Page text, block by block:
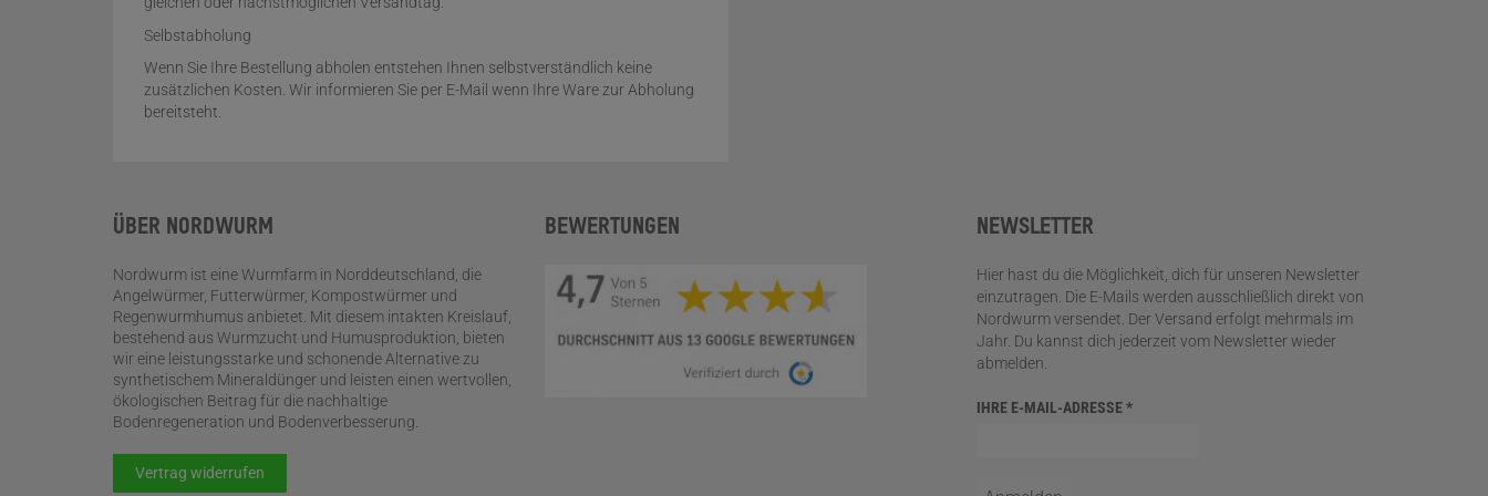
Selbstabholung
Wenn Sie Ihre Bestellung abholen entstehen Ihnen selbstverständlich keine
zusätzlichen Kosten. Wir informieren Sie per E-Mail wenn Ihre Ware zur Abholung
bereitsteht.
ÜBER NORDWURM
Nordwurm ist eine Wurmfarm in Norddeutschland, die
Angelwürmer, Futterwürmer, Kompostwürmer und
Regenwurmhumus anbietet. Mit diesem intakten Kreislauf,
bestehend aus Wurmzucht und Humusproduktion, bieten
wir eine leistungsstarke und schonende Alternative zu
synthetischem Mineraldünger und leisten einen wertvollen,
ökologischen Beitrag für die nachhaltige
Bodenregeneration und Bodenverbesserung.
Vertrag widerrufen
BEWERTUNGEN NEWSLETTER
Hier hast du die Möglichkeit, dich für unseren Newsletter
einzutragen. Die E-Mails werden ausschließlich direkt von
Nordwurm versendet. Der Versand erfolgt mehrmals im
Jahr. Du kannst dich jederzeit vom Newsletter wieder
abmelden.
IHRE E-MAIL-ADRESSE*